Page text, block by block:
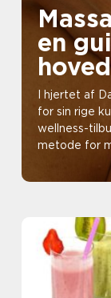
en
I hjertet af
for sin rige
wellness-
metode for